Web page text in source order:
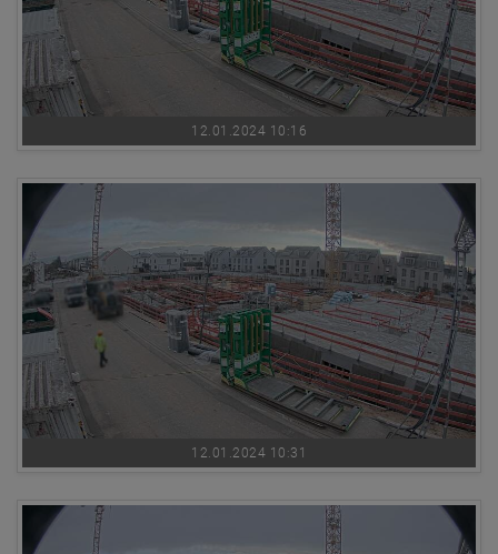
12.01.2024 10:16
12.01.2024 10:31